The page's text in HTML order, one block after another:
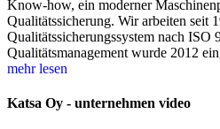
Know-how, ein moderner
Qualitätssicherung. Wir arbeiten seit
Qualitätssicherungssystem nach ISO
Qualitätsmanagement wurde 2012
mehr lesen
Katsa Oy - unternehmen video